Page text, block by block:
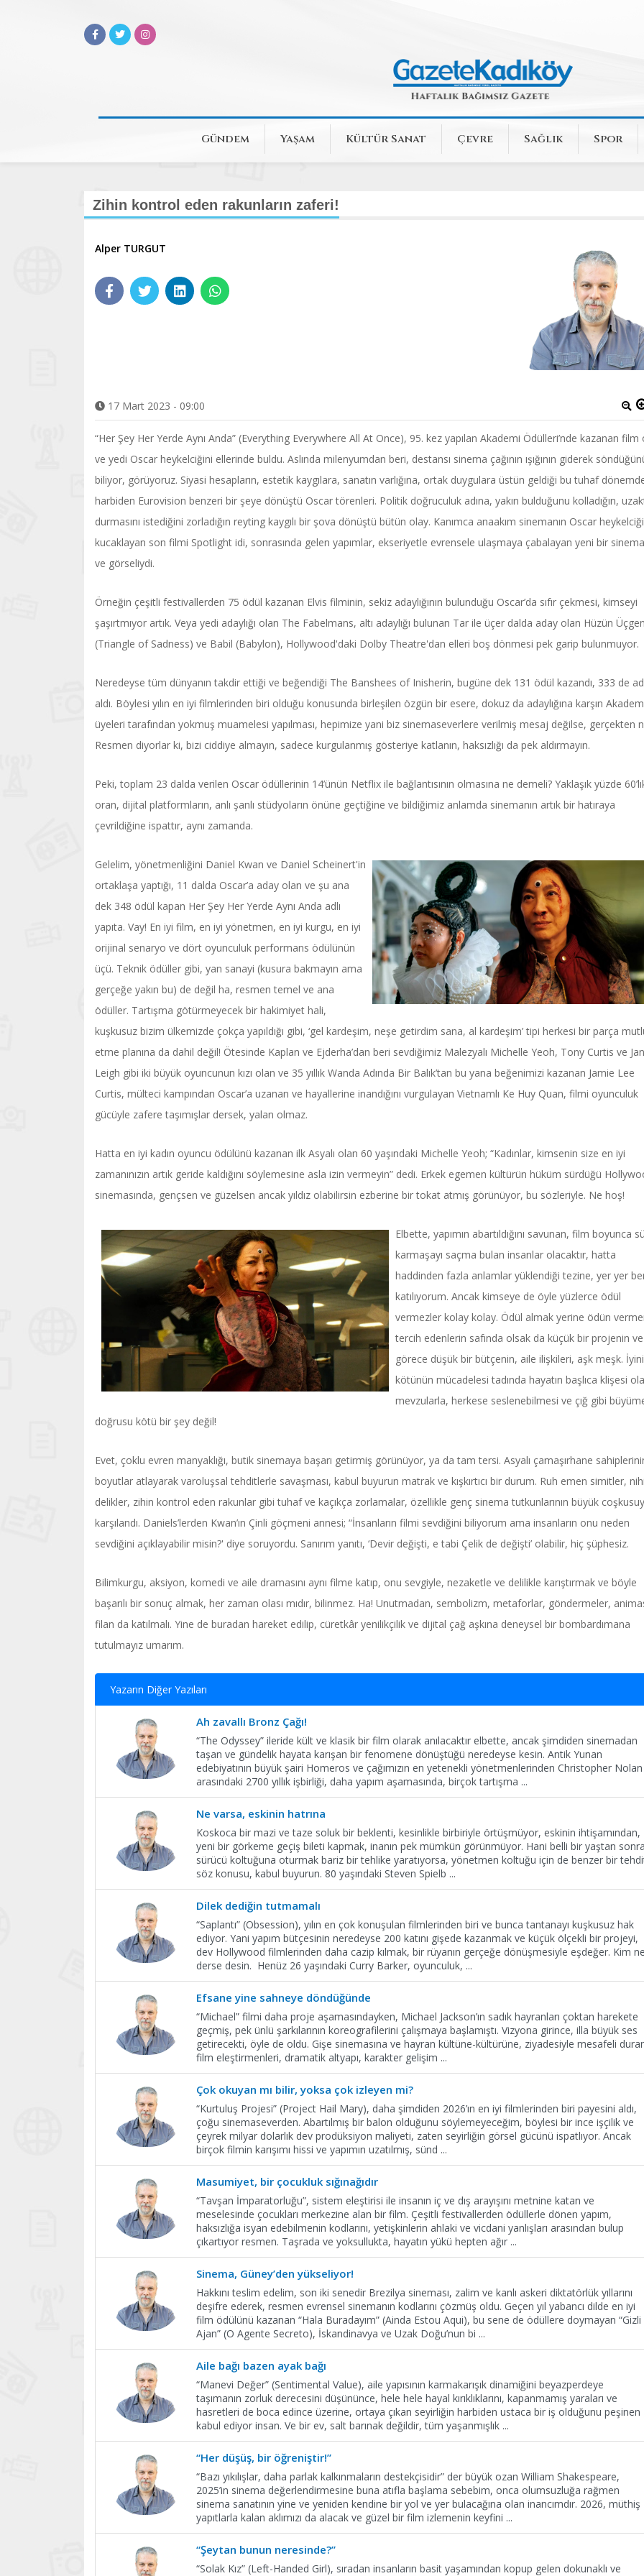
Gündem Yaşam Kültür Sanat Çevre Sağlık Spor
Zihin kontrol eden rakunların zaferi!
Alper TURGUT
17 Mart 2023 - 09:00
“Her Şey Her Yerde Aynı Anda” (Everything Everywhere All At Once), 95. kez yapılan Akademi Ödülleri’nde kazanan film
ve yedi Oscar heykelciğini ellerinde buldu. Aslında milenyumdan beri, destansı sinema çağının ışığının giderek
biliyor, görüyoruz. Siyasi hesapların, estetik kaygılara, sanatın varlığına, ortak duygulara üstün geldiği bu tuhaf
harbiden Eurovision benzeri bir şeye dönüştü Oscar törenleri. Politik doğruculuk adına, yakın bulduğunu kolladığın,
durmasını istediğini zorladığın reyting kaygılı bir şova dönüştü bütün olay. Kanımca anaakım sinemanın Oscar
kucaklayan son filmi Spotlight idi, sonrasında gelen yapımlar, ekseriyetle evrensele ulaşmaya çabalayan yeni bir
ve görseliydi.
Örneğin çeşitli festivallerden 75 ödül kazanan Elvis filminin, sekiz adaylığının bulunduğu Oscar’da sıfır çekmesi, kimseyi
şaşırtmıyor artık. Veya yedi adaylığı olan The Fabelmans, altı adaylığı bulunan Tar ile üçer dalda aday olan Hüzün
(Triangle of Sadness) ve Babil (Babylon), Hollywood'daki Dolby Theatre'dan elleri boş dönmesi pek garip bulunmuyor.
Neredeyse tüm dünyanın takdir ettiği ve beğendiği The Banshees of Inisherin, bugüne dek 131 ödül kazandı, 333 de
aldı. Böylesi yılın en iyi filmlerinden biri olduğu konusunda birleşilen özgün bir esere, dokuz da adaylığına karşın
üyeleri tarafından yokmuş muamelesi yapılması, hepimize yani biz sinemaseverlere verilmiş mesaj değilse, gerçekten
Resmen diyorlar ki, bizi ciddiye almayın, sadece kurgulanmış gösteriye katlanın, haksızlığı da pek aldırmayın.
Peki, toplam 23 dalda verilen Oscar ödüllerinin 14’ünün Netflix ile bağlantısının olmasına ne demeli? Yaklaşık yüzde
oran, dijital platformların, anlı şanlı stüdyoların önüne geçtiğine ve bildiğimiz anlamda sinemanın artık bir hatıraya
çevrildiğine ispattır, aynı zamanda.
Gelelim, yönetmenliğini Daniel Kwan ve Daniel Scheinert'in
ortaklaşa yaptığı, 11 dalda Oscar’a aday olan ve şu ana
dek 348 ödül kapan Her Şey Her Yerde Aynı Anda adlı
yapıta. Vay! En iyi film, en iyi yönetmen, en iyi kurgu, en iyi
orijinal senaryo ve dört oyunculuk performans ödülünün
üçü. Teknik ödüller gibi, yan sanayi (kusura bakmayın ama
gerçeğe yakın bu) de değil ha, resmen temel ve ana
ödüller. Tartışma götürmeyecek bir hakimiyet hali,
kuşkusuz bizim ülkemizde çokça yapıldığı gibi, ‘gel kardeşim, neşe getirdim sana, al kardeşim’ tipi herkesi bir parça
etme planına da dahil değil! Ötesinde Kaplan ve Ejderha’dan beri sevdiğimiz Malezyalı Michelle Yeoh, Tony Curtis ve
Leigh gibi iki büyük oyuncunun kızı olan ve 35 yıllık Wanda Adında Bir Balık’tan bu yana beğenimizi kazanan Jamie Lee
Curtis, mülteci kampından Oscar’a uzanan ve hayallerine inandığını vurgulayan Vietnamlı Ke Huy Quan, filmi oyunculuk
gücüyle zafere taşımışlar dersek, yalan olmaz.
Hatta en iyi kadın oyuncu ödülünü kazanan ilk Asyalı olan 60 yaşındaki Michelle Yeoh; “Kadınlar, kimsenin size en iyi
zamanınızın artık geride kaldığını söylemesine asla izin vermeyin” dedi. Erkek egemen kültürün hüküm sürdüğü
sinemasında, gençsen ve güzelsen ancak yıldız olabilirsin ezberine bir tokat atmış görünüyor, bu sözleriyle. Ne hoş!
Elbette, yapımın abartıldığını savunan, film boyunca
karmaşayı saçma bulan insanlar olacaktır, hatta
haddinden fazla anlamlar yüklendiği tezine, yer yer
katılıyorum. Ancak kimseye de öyle yüzlerce ödül
vermezler kolay kolay. Ödül almak yerine ödün
tercih edenlerin safında olsak da küçük bir projenin ve
görece düşük bir bütçenin, aile ilişkileri, aşk meşk.
kötünün mücadelesi tadında hayatın başlıca klişesi
mevzularla, herkese seslenebilmesi ve çığ gibi
doğrusu kötü bir şey değil!
Evet, çoklu evren manyaklığı, butik sinemaya başarı getirmiş görünüyor, ya da tam tersi. Asyalı çamaşırhane
boyutlar atlayarak varoluşsal tehditlerle savaşması, kabul buyurun matrak ve kışkırtıcı bir durum. Ruh emen simitler,
delikler, zihin kontrol eden rakunlar gibi tuhaf ve kaçıkça zorlamalar, özellikle genç sinema tutkunlarının büyük
karşılandı. Daniels’lerden Kwan’ın Çinli göçmeni annesi; “İnsanların filmi sevdiğini biliyorum ama insanların onu neden
sevdiğini açıklayabilir misin?' diye soruyordu. Sanırım yanıtı, ‘Devir değişti, e tabi Çelik de değişti’ olabilir, hiç şüphesiz.
Bilimkurgu, aksiyon, komedi ve aile dramasını aynı filme katıp, onu sevgiyle, nezaketle ve delilikle karıştırmak ve böyle
başarılı bir sonuç almak, her zaman olası mıdır, bilinmez. Ha! Unutmadan, sembolizm, metaforlar, göndermeler,
filan da katılmalı. Yine de buradan hareket edilip, cüretkâr yenilikçilik ve dijital çağ aşkına deneysel bir bombardımana
tutulmayız umarım.
Yazarın Diğer Yazıları
Ah zavallı Bronz Çağı!
“The Odyssey” ileride kült ve klasik bir film olarak anılacaktır elbette, ancak şimdiden sinemadan
taşan ve gündelik hayata karışan bir fenomene dönüştüğü neredeyse kesin. Antik Yunan
edebiyatının büyük şairi Homeros ve çağımızın en yetenekli yönetmenlerinden Christopher Nolan
arasındaki 2700 yıllık işbirliği, daha yapım aşamasında, birçok tartışma ...
Ne varsa, eskinin hatrına
Koskoca bir mazi ve taze soluk bir beklenti, kesinlikle birbiriyle örtüşmüyor, eskinin ihtişamından,
yeni bir görkeme geçiş bileti kapmak, inanın pek mümkün görünmüyor. Hani belli bir yaştan
sürücü koltuğuna oturmak bariz bir tehlike yaratıyorsa, yönetmen koltuğu için de benzer bir
söz konusu, kabul buyurun. 80 yaşındaki Steven Spielb ...
Dilek dediğin tutmamalı
“Saplantı” (Obsession), yılın en çok konuşulan filmlerinden biri ve bunca tantanayı kuşkusuz hak
ediyor. Yani yapım bütçesinin neredeyse 200 katını gişede kazanmak ve küçük ölçekli bir projeyi,
dev Hollywood filmlerinden daha cazip kılmak, bir rüyanın gerçeğe dönüşmesiyle eşdeğer. Kim
derse desin. Henüz 26 yaşındaki Curry Barker, oyunculuk, ...
Efsane yine sahneye döndüğünde
“Michael” filmi daha proje aşamasındayken, Michael Jackson’ın sadık hayranları çoktan harekete
geçmiş, pek ünlü şarkılarının koreografilerini çalışmaya başlamıştı. Vizyona girince, illa büyük ses
getirecekti, öyle de oldu. Gişe sinemasına ve hayran kültüne-kültürüne, ziyadesiyle mesafeli
film eleştirmenleri, dramatik altyapı, karakter gelişim ...
Çok okuyan mı bilir, yoksa çok izleyen mi?
“Kurtuluş Projesi” (Project Hail Mary), daha şimdiden 2026’ın en iyi filmlerinden biri payesini aldı,
çoğu sinemaseverden. Abartılmış bir balon olduğunu söylemeyeceğim, böylesi bir ince işçilik ve
çeyrek milyar dolarlık dev prodüksiyon maliyeti, zaten seyirliğin görsel gücünü ispatlıyor. Ancak
birçok filmin karışımı hissi ve yapımın uzatılmış, sünd ...
Masumiyet, bir çocukluk sığınağıdır
“Tavşan İmparatorluğu”, sistem eleştirisi ile insanın iç ve dış arayışını metnine katan ve
meselesinde çocukları merkezine alan bir film. Çeşitli festivallerden ödüllerle dönen yapım,
haksızlığa isyan edebilmenin kodlarını, yetişkinlerin ahlaki ve vicdani yanlışları arasından bulup
çıkartıyor resmen. Taşrada ve yoksullukta, hayatın yükü hepten ağır ...
Sinema, Güney’den yükseliyor!
Hakkını teslim edelim, son iki senedir Brezilya sineması, zalim ve kanlı askeri diktatörlük yıllarını
deşifre ederek, resmen evrensel sinemanın kodlarını çözmüş oldu. Geçen yıl yabancı dilde en iyi
film ödülünü kazanan “Hala Buradayım” (Ainda Estou Aqui), bu sene de ödüllere doymayan “Gizli
Ajan” (O Agente Secreto), İskandinavya ve Uzak Doğu’nun bi ...
Aile bağı bazen ayak bağı
“Manevi Değer” (Sentimental Value), aile yapısının karmakarışık dinamiğini beyazperdeye
taşımanın zorluk derecesini düşününce, hele hele hayal kırıklıklarını, kapanmamış yaraları ve
hasretleri de boca edince üzerine, ortaya çıkan seyirliğin harbiden ustaca bir iş olduğunu peşinen
kabul ediyor insan. Ve bir ev, salt barınak değildir, tüm yaşanmışlık ...
“Her düşüş, bir öğreniştir!”
“Bazı yıkılışlar, daha parlak kalkınmaların destekçisidir” der büyük ozan William Shakespeare,
2025’in sinema değerlendirmesine buna atıfla başlama sebebim, onca olumsuzluğa rağmen
sinema sanatının yine ve yeniden kendine bir yol ve yer bulacağına olan inancımdır. 2026, müthiş
yapıtlarla kalan aklımızı da alacak ve güzel bir film izlemenin keyfini ...
“Şeytan bunun neresinde?”
“Solak Kız” (Left-Handed Girl), sıradan insanların basit yaşamından kopup gelen dokunaklı ve